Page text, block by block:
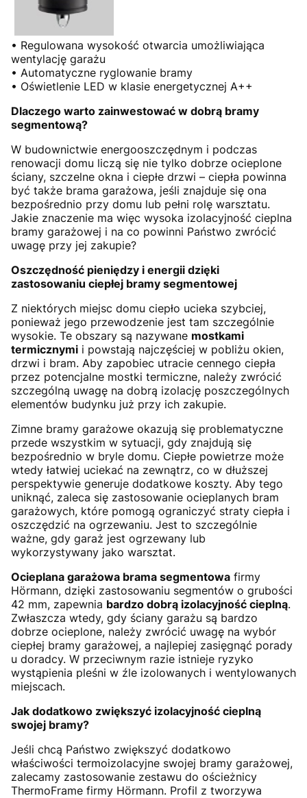
• Regulowana wysokość otwarcia umożliwiająca
wentylację garażu
• Automatyczne ryglowanie bramy
• Oświetlenie LED w klasie energetycznej A++
Dlaczego warto zainwestować w dobrą bramy
segmentową?
W budownictwie energooszczędnym i podczas
renowacji domu liczą się nie tylko dobrze ocieplone
ściany, szczelne okna i ciepłe drzwi – ciepła powinna
być także brama garażowa, jeśli znajduje się ona
bezpośrednio przy domu lub pełni rolę warsztatu.
Jakie znaczenie ma więc wysoka izolacyjność cieplna
bramy garażowej i na co powinni Państwo zwrócić
uwagę przy jej zakupie?
Oszczędność pieniędzy i energii dzięki
zastosowaniu ciepłej bramy segmentowej
Z niektórych miejsc domu ciepło ucieka szybciej,
ponieważ jego przewodzenie jest tam szczególnie
wysokie. Te obszary są nazywane mostkami
termicznymi i powstają najczęściej w pobliżu okien,
drzwi i bram. Aby zapobiec utracie cennego ciepła
przez potencjalne mostki termiczne, należy zwrócić
szczególną uwagę na dobrą izolację poszczególnych
elementów budynku już przy ich zakupie.
Zimne bramy garażowe okazują się problematyczne
przede wszystkim w sytuacji, gdy znajdują się
bezpośrednio w bryle domu. Ciepłe powietrze może
wtedy łatwiej uciekać na zewnątrz, co w dłuższej
perspektywie generuje dodatkowe koszty. Aby tego
uniknąć, zaleca się zastosowanie ocieplanych bram
garażowych, które pomogą ograniczyć straty ciepła i
oszczędzić na ogrzewaniu. Jest to szczególnie
ważne, gdy garaż jest ogrzewany lub
wykorzystywany jako warsztat.
Ocieplana garażowa brama segmentowa firmy
Hörmann, dzięki zastosowaniu segmentów o grubości
42 mm, zapewnia bardzo dobrą izolacyjność cieplną.
Zwłaszcza wtedy, gdy ściany garażu są bardzo
dobrze ocieplone, należy zwrócić uwagę na wybór
ciepłej bramy garażowej, a najlepiej zasięgnąć porady
u doradcy. W przeciwnym razie istnieje ryzyko
wystąpienia pleśni w źle izolowanych i wentylowanych
miejscach.
Jak dodatkowo zwiększyć izolacyjność cieplną
swojej bramy?
Jeśli chcą Państwo zwiększyć dodatkowo
właściwości termoizolacyjne swojej bramy garażowej,
zalecamy zastosowanie zestawu do ościeżnicy
ThermoFrame firmy Hörmann. Profil z tworzywa